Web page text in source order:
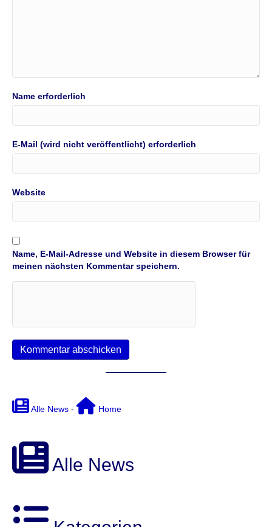
Name erforderlich
E-Mail (wird nicht veröffentlicht) erforderlich
Website
Name, E-Mail-Adresse und Website in diesem Browser für
meinen nächsten Kommentar speichern.
Alle News - Home
Alle News